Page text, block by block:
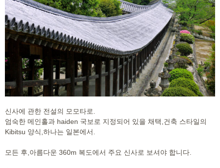
신사에 관한 전설의 모모타로.
엄숙한 메인홀과 haiden 국보로 지정되어 있을 채택,건축 스타일의
Kibitsu 양식,하나는 일본에서.
모든 후,아름다운 360m 복도에서 주요 신사로 보셔야 합니다.